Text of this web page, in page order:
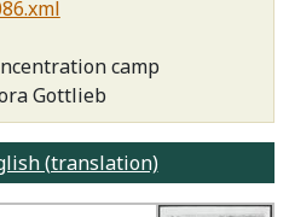
camp
Gottlieb
(translation)